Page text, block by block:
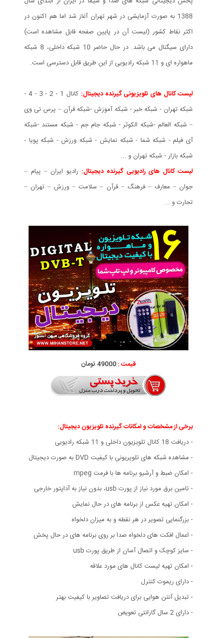
1388 به صورت آزمایشی در شهر تهران آغاز شد اما هم اکنون در
اکثر نقاط کشور (لیست آن در پایین صفحه قابل مشاهده است)
دارای سیگنال می باشد. در حال حاضر 10 شبکه داخلی، 8 شبکه
ماهواره ای و 11 شبکه رادیویی از این طریق قابل دسترسی است.
لیست کانال های تلویزیونی گیرنده دیجیتال:
کانال 1 - 2 - 3 - 4 -
شبکه تهران - شبکه خبر - شبکه آموزش -شبکه قرآن – پرس تی وی
– شبکه العالم -شبکه الکوثر - شبکه جام جم - شبکه مستند -شبکه
آی فیلم - شبکه شما - شبکه نمایش - شبکه ورزش - شبکه پویا -
شبکه بازار - شبکه تهران و ...
لیست کانال های رادیویی گیرنده دیجیتال: رادیو ایران – پیام –
جوان – معارف – فرهنگ – قرآن – سلامت – ورزش – تهران –
تجارت و ...
قیمت :49000 تومان
برخی از مشخصات و امکانات گیرنده تلویزیون دیجیتال:
- دریافت 18 کانال تلويزيون داخلی و 11 شبکه رادیویی
- مشاهده شبکه های تلویریونی با کیفیت DVD به صورت دیجیتال
- امکان ضبط و آرشیو برنامه ها با فرمت mpeg
- تامین برق مورد نیاز از پورت usb، بدون نیاز به آداپتور خارجی
- امکان تهیه عکس از برنامه های در حال نمایش
- بزرگنمایی تصویر در هر نقطه و به میزان دلخواه
- اعمال افکت های دلخواه صدا بر روی برنامه های در حال پخش
- سایز کوچک و اتصال آسان از طریق پورت usb
- امکان تهیه لیست کانال های مورد علاقه
- دارای ریموت کنترل
- تبدیل آنتن هوایی برای دریافت تصاویر با کیفیت بهتر
- دارای 2 سال گارانتی تعویض